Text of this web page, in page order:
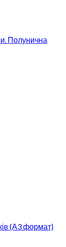
Полунична
(А3 формат)